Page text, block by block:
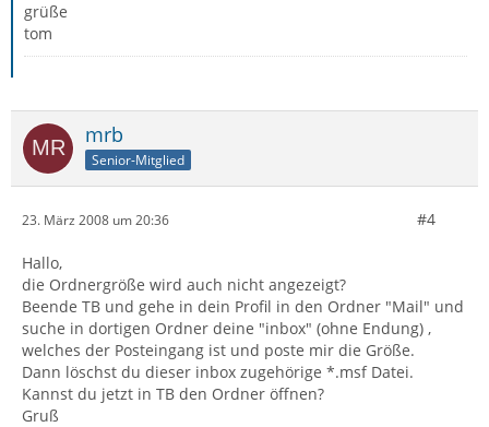
grüße
tom
mrb
Senior-Mitglied
23. März 2008 um 20:36 #4
Hallo,
die Ordnergröße wird auch nicht angezeigt?
Beende TB und gehe in dein Profil in den Ordner "Mail" und
suche in dortigen Ordner deine "inbox" (ohne Endung) ,
welches der Posteingang ist und poste mir die Größe.
Dann löschst du dieser inbox zugehörige *.msf Datei.
Kannst du jetzt in TB den Ordner öffnen?
Gruß